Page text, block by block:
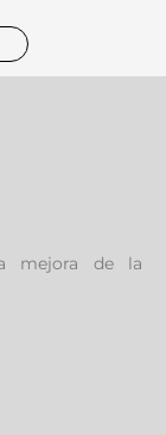
mejora de la